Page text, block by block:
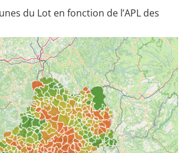
du Lot en fonction de l’APL des